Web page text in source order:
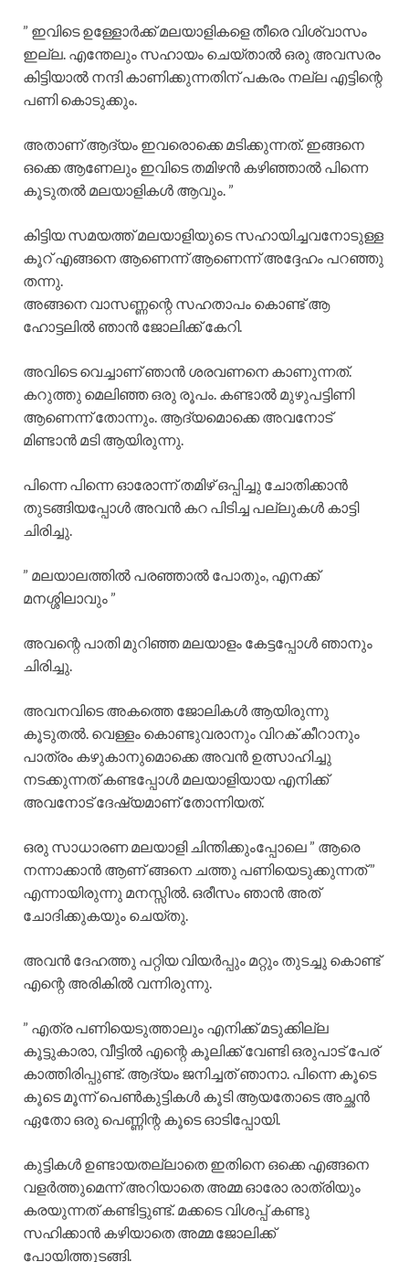
” ഇവിടെ ഉള്ളോർക്ക് മലയാളികളെ തീരെ വിശ്വാസം
ഇല്ല. എന്തേലും സഹായം ചെയ്താൽ ഒരു അവസരം
കിട്ടിയാൽ നന്ദി കാണിക്കുന്നതിന് പകരം നല്ല എട്ടിന്റെ
പണി കൊടുക്കും.
അതാണ് ആദ്യം ഇവരൊക്കെ മടിക്കുന്നത്. ഇങ്ങനെ
ഒക്കെ ആണേലും ഇവിടെ തമിഴൻ കഴിഞ്ഞാൽ പിന്നെ
കൂടുതൽ മലയാളികൾ ആവും. ”
കിട്ടിയ സമയത്ത് മലയാളിയുടെ സഹായിച്ചവനോടുള്ള
കൂറ് എങ്ങനെ ആണെന്ന് ആണെന്ന് അദ്ദേഹം പറഞ്ഞു
തന്നു.
അങ്ങനെ വാസണ്ണന്റെ സഹതാപം കൊണ്ട് ആ
ഹോട്ടലിൽ ഞാൻ ജോലിക്ക് കേറി.
അവിടെ വെച്ചാണ് ഞാൻ ശരവണനെ കാണുന്നത്.
കറുത്തു മെലിഞ്ഞ ഒരു രൂപം. കണ്ടാൽ മുഴുപട്ടിണി
ആണെന്ന് തോന്നും. ആദ്യമൊക്കെ അവനോട്
മിണ്ടാൻ മടി ആയിരുന്നു.
പിന്നെ പിന്നെ ഓരോന്ന് തമിഴ് ഒപ്പിച്ചു ചോതിക്കാൻ
തുടങ്ങിയപ്പോൾ അവൻ കറ പിടിച്ച പല്ലുകൾ കാട്ടി
ചിരിച്ചു.
” മലയാലത്തിൽ പരഞ്ഞാൽ പോതും, എനക്ക്
മനശ്ശിലാവും ”
അവന്റെ പാതി മുറിഞ്ഞ മലയാളം കേട്ടപ്പോൾ ഞാനും
ചിരിച്ചു.
അവനവിടെ അകത്തെ ജോലികൾ ആയിരുന്നു
കൂടുതൽ. വെള്ളം കൊണ്ടുവരാനും വിറക് കീറാനും
പാത്രം കഴുകാനുമൊക്കെ അവൻ ഉത്സാഹിച്ചു
നടക്കുന്നത് കണ്ടപ്പോൾ മലയാളിയായ എനിക്ക്
അവനോട് ദേഷ്യമാണ് തോന്നിയത്.
ഒരു സാധാരണ മലയാളി ചിന്തിക്കുംപ്പോലെ ” ആരെ
നന്നാക്കാൻ ആണ് ങ്ങനെ ചത്തു പണിയെടുക്കുന്നത് ”
എന്നായിരുന്നു മനസ്സിൽ. ഒരീസം ഞാൻ അത്
ചോദിക്കുകയും ചെയ്തു.
അവൻ ദേഹത്തു പറ്റിയ വിയർപ്പും മറ്റും തുടച്ചു കൊണ്ട്
എന്റെ അരികിൽ വന്നിരുന്നു.
” എത്ര പണിയെടുത്താലും എനിക്ക് മടുക്കില്ല
കൂട്ടുകാരാ, വീട്ടിൽ എന്റെ കൂലിക്ക് വേണ്ടി ഒരുപാട് പേര്
കാത്തിരിപ്പുണ്ട്. ആദ്യം ജനിച്ചത് ഞാനാ. പിന്നെ കൂടെ
കൂടെ മൂന്ന് പെൺകുട്ടികൾ കൂടി ആയതോടെ അച്ഛൻ
ഏതോ ഒരു പെണ്ണിന്റ കൂടെ ഓടിപ്പോയി.
കുട്ടികൾ ഉണ്ടായതല്ലാതെ ഇതിനെ ഒക്കെ എങ്ങനെ
വളർത്തുമെന്ന് അറിയാതെ അമ്മ ഓരോ രാത്രിയും
കരയുന്നത് കണ്ടിട്ടുണ്ട്. മക്കടെ വിശപ്പ് കണ്ടു
സഹിക്കാൻ കഴിയാതെ അമ്മ ജോലിക്ക്
പോയിത്തുടങ്ങി.